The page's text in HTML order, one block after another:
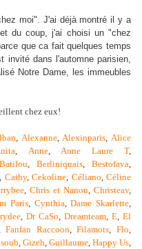
moi". J'ai déjà montré il y a
et du coup, j'ai choisi un "chez
que ca fait quelques temps
dans l'automne parisien,
Notre Dame, les immeubles
chez eux!
, Alexanne,Alexinparis,Alice
, Anne, Anne Laure T,
Batilou, Berliniquais, Bestofava,
, Cathy, Cekoline, Céliano, Céline
, Chris et Nanou,Christeav,
Paris, Cynthia,Dame Skarlette,
, Dr CaSo, Dreamteam, E,El
Fanfan Raccoon,Filamots, Flo,
, Gizeh, Guillaume, Happy Us,